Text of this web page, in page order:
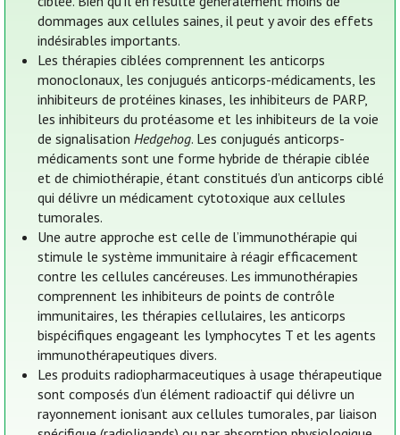
dommages aux cellules saines, il peut y avoir des effets
indésirables importants.
Les thérapies ciblées comprennent les anticorps
monoclonaux, les conjugués anticorps-médicaments, les
inhibiteurs de protéines kinases, les inhibiteurs de PARP,
les inhibiteurs du protéasome et les inhibiteurs de la voie
de signalisationHedgehog. Les conjugués anticorps-
médicaments sont une forme hybride de thérapie ciblée
et de chimiothérapie, étant constitués d’un anticorps ciblé
qui délivre un médicament cytotoxique aux cellules
tumorales.
Une autre approche est celle de l’immunothérapie qui
stimule le système immunitaire à réagir efficacement
contre les cellules cancéreuses. Les immunothérapies
comprennent les inhibiteurs de points de contrôle
immunitaires, les thérapies cellulaires, les anticorps
bispécifiques engageant les lymphocytes T et les agents
immunothérapeutiques divers.
Les produits radiopharmaceutiques à usage thérapeutique
sont composés d’un élément radioactif qui délivre un
rayonnement ionisant aux cellules tumorales, par liaison